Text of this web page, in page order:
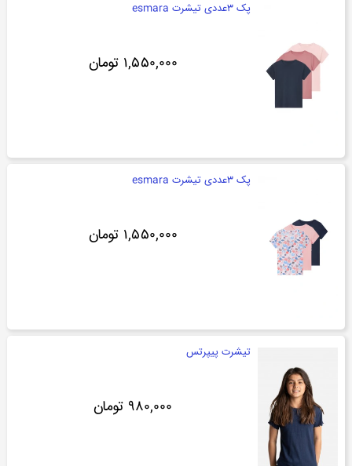
پک ۳عددی تیشرت esmara
۱,۵۵۰,۰۰۰ تومان
پک ۳عددی تیشرت esmara
۱,۵۵۰,۰۰۰ تومان
تیشرت پیپرتس
۹۸۰,۰۰۰ تومان